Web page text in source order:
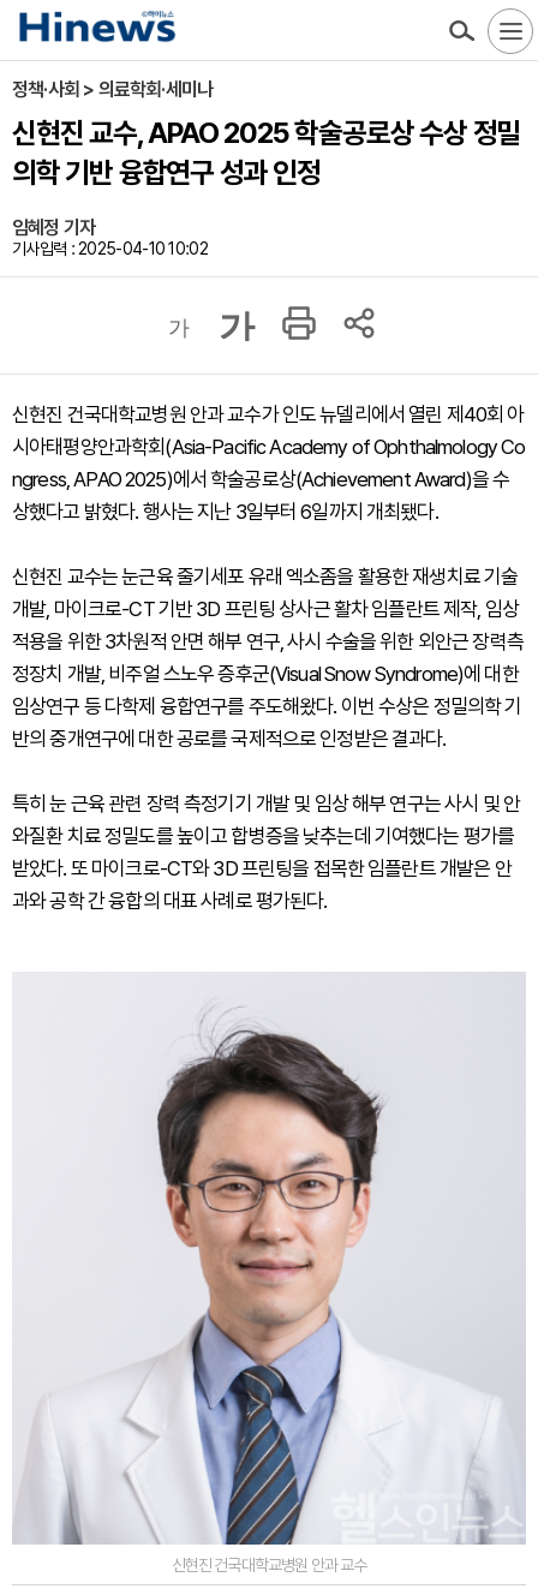
정책·사회 > 의료학회·세미나
신현진 교수, APAO 2025 학술공로상 수상 정밀
의학 기반 융합연구 성과 인정
임혜정 기자
기사입력 : 2025-04-10 10:02
가 가
신현진 건국대학교병원 안과 교수가 인도 뉴델리에서 열린 제40회 아
시아태평양안과학회(Asia-Pacific Academy of Ophthalmology Co
ngress, APAO 2025)에서 학술공로상(Achievement Award)을 수
상했다고 밝혔다. 행사는 지난 3일부터 6일까지 개최됐다.
신현진 교수는 눈근육 줄기세포 유래 엑소좀을 활용한 재생치료 기술
개발, 마이크로-CT 기반 3D 프린팅 상사근 활차 임플란트 제작, 임상
적용을 위한 3차원적 안면 해부 연구, 사시 수술을 위한 외안근 장력측
정장치 개발, 비주얼 스노우 증후군(Visual Snow Syndrome)에 대한
임상연구 등 다학제 융합연구를 주도해왔다. 이번 수상은 정밀의학 기
반의 중개연구에 대한 공로를 국제적으로 인정받은 결과다.
특히 눈 근육 관련 장력 측정기기 개발 및 임상 해부 연구는 사시 및 안
와질환 치료 정밀도를 높이고 합병증을 낮추는데 기여했다는 평가를
받았다. 또 마이크로-CT와 3D 프린팅을 접목한 임플란트 개발은 안
과와 공학 간 융합의 대표 사례로 평가된다.
신현진 건국대학교병원 안과 교수